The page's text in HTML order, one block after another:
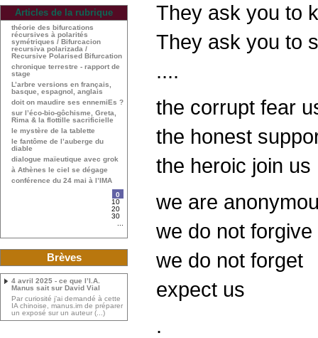
They ask you to
They ask you to
....
the corrupt fear
the honest
the heroic join us
we are
we do not forgive
we do not forget
expect us
.
Articles de la rubrique
théorie des bifurcations
récursives à polarités
symétriques / Bifurcacion
recursiva polarizada /
Recursive Polarised Bifurcation
chronique terrestre - rapport de
stage
L’arbre versions en français,
basque, espagnol, anglais
doit on maudire ses ennemiEs ?
sur l’éco-bio-gôchisme, Greta,
Rima & la flottille sacrificielle
le mystère de la tablette
le fantôme de l’auberge du
diable
dialogue maïeutique avec grok
à Athènes le ciel se dégage
conférence du 24 mai à l’IMA
0
10
20
30
Brèves
4 avril 2025 - ce que l’I.A.
Manus sait sur David Vial
Par curiosité j’ai demandé à cette
IA chinoise, manus.im de préparer
un exposé sur un auteur (...)